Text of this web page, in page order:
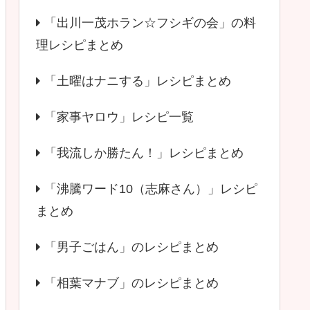
「出川一茂ホラン☆フシギの会」の料
理レシピまとめ
「土曜はナニする」レシピまとめ
「家事ヤロウ」レシピ一覧
「我流しか勝たん！」レシピまとめ
「沸騰ワード10（志麻さん）」レシピ
まとめ
「男子ごはん」のレシピまとめ
「相葉マナブ」のレシピまとめ